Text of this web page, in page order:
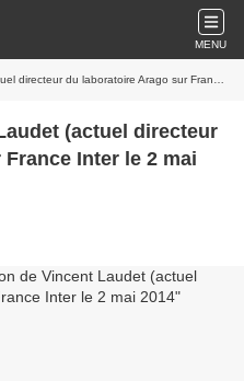
MENU
du laboratoire Arago sur France Inter le 2 mai 2014
(actuel directeur
Inter le 2 mai